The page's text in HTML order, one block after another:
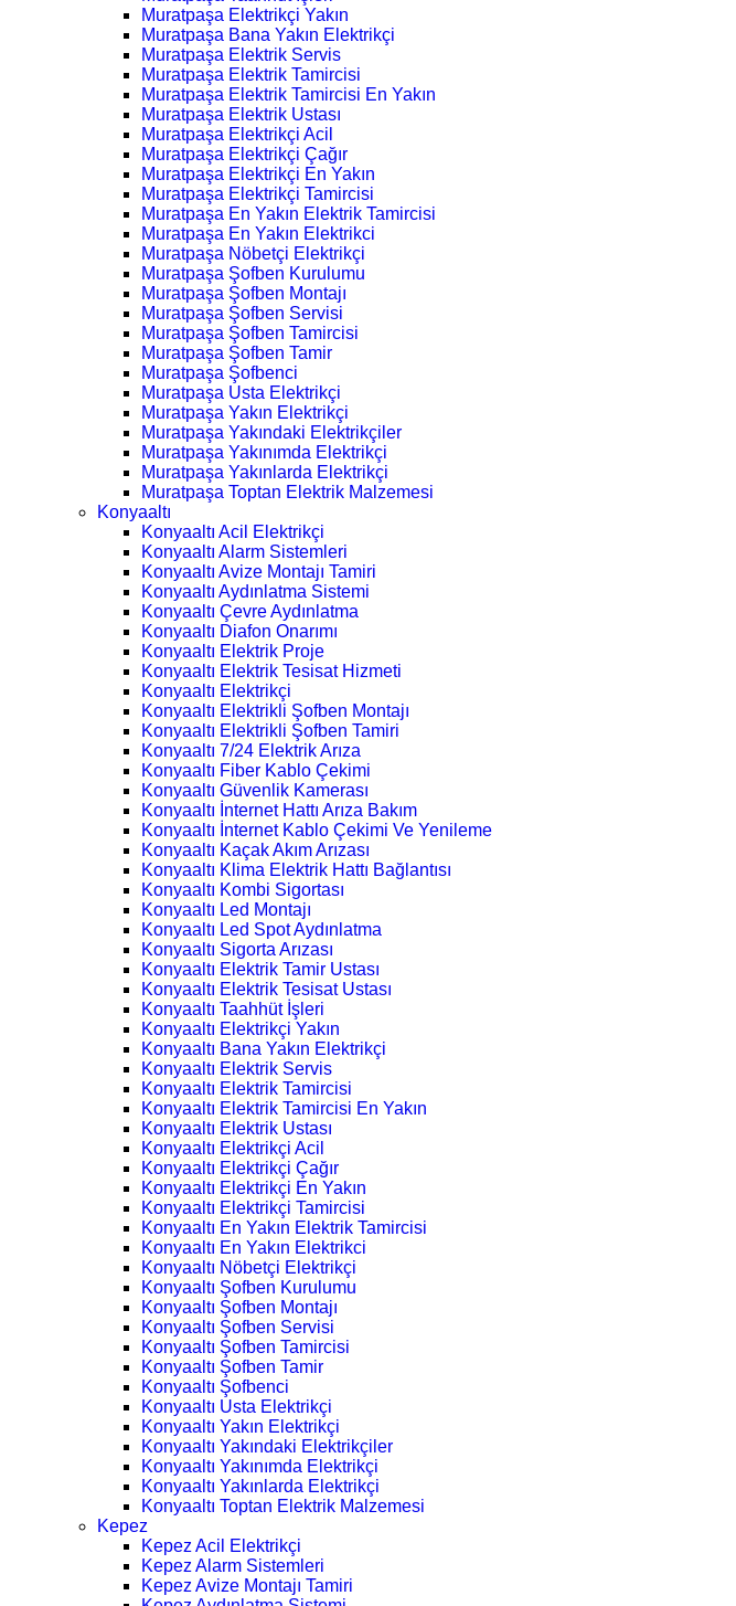
Muratpaşa Elektrikçi Yakın
Muratpaşa Bana Yakın Elektrikçi
Muratpaşa Elektrik Servis
Muratpaşa Elektrik Tamircisi
Muratpaşa Elektrik Tamircisi En Yakın
Muratpaşa Elektrik Ustası
Muratpaşa Elektrikçi Acil
Muratpaşa Elektrikçi Çağır
Muratpaşa Elektrikçi En Yakın
Muratpaşa Elektrikçi Tamircisi
Muratpaşa En Yakın Elektrik Tamircisi
Muratpaşa En Yakın Elektrikci
Muratpaşa Nöbetçi Elektrikçi
Muratpaşa Şofben Kurulumu
Muratpaşa Şofben Montajı
Muratpaşa Şofben Servisi
Muratpaşa Şofben Tamircisi
Muratpaşa Şofben Tamir
Muratpaşa Şofbenci
Muratpaşa Usta Elektrikçi
Muratpaşa Yakın Elektrikçi
Muratpaşa Yakındaki Elektrikçiler
Muratpaşa Yakınımda Elektrikçi
Muratpaşa Yakınlarda Elektrikçi
Muratpaşa Toptan Elektrik Malzemesi
Konyaaltı
Konyaaltı Acil Elektrikçi
Konyaaltı Alarm Sistemleri
Konyaaltı Avize Montajı Tamiri
Konyaaltı Aydınlatma Sistemi
Konyaaltı Çevre Aydınlatma
Konyaaltı Diafon Onarımı
Konyaaltı Elektrik Proje
Konyaaltı Elektrik Tesisat Hizmeti
Konyaaltı Elektrikçi
Konyaaltı Elektrikli Şofben Montajı
Konyaaltı Elektrikli Şofben Tamiri
Konyaaltı 7/24 Elektrik Arıza
Konyaaltı Fiber Kablo Çekimi
Konyaaltı Güvenlik Kamerası
Konyaaltı İnternet Hattı Arıza Bakım
Konyaaltı İnternet Kablo Çekimi Ve Yenileme
Konyaaltı Kaçak Akım Arızası
Konyaaltı Klima Elektrik Hattı Bağlantısı
Konyaaltı Kombi Sigortası
Konyaaltı Led Montajı
Konyaaltı Led Spot Aydınlatma
Konyaaltı Sigorta Arızası
Konyaaltı Elektrik Tamir Ustası
Konyaaltı Elektrik Tesisat Ustası
Konyaaltı Taahhüt İşleri
Konyaaltı Elektrikçi Yakın
Konyaaltı Bana Yakın Elektrikçi
Konyaaltı Elektrik Servis
Konyaaltı Elektrik Tamircisi
Konyaaltı Elektrik Tamircisi En Yakın
Konyaaltı Elektrik Ustası
Konyaaltı Elektrikçi Acil
Konyaaltı Elektrikçi Çağır
Konyaaltı Elektrikçi En Yakın
Konyaaltı Elektrikçi Tamircisi
Konyaaltı En Yakın Elektrik Tamircisi
Konyaaltı En Yakın Elektrikci
Konyaaltı Nöbetçi Elektrikçi
Konyaaltı Şofben Kurulumu
Konyaaltı Şofben Montajı
Konyaaltı Şofben Servisi
Konyaaltı Şofben Tamircisi
Konyaaltı Şofben Tamir
Konyaaltı Şofbenci
Konyaaltı Usta Elektrikçi
Konyaaltı Yakın Elektrikçi
Konyaaltı Yakındaki Elektrikçiler
Konyaaltı Yakınımda Elektrikçi
Konyaaltı Yakınlarda Elektrikçi
Konyaaltı Toptan Elektrik Malzemesi
Kepez
Kepez Acil Elektrikçi
Kepez Alarm Sistemleri
Kepez Avize Montajı Tamiri